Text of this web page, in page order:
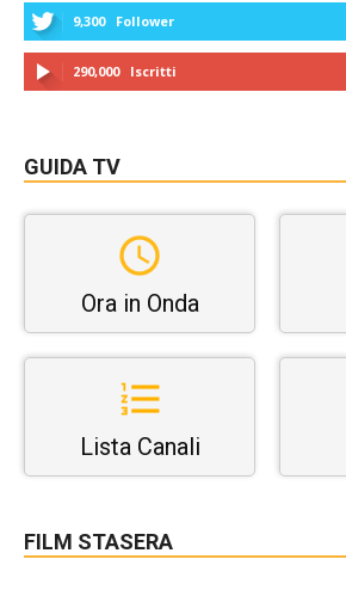
9,300 Follower
290,000 Iscritti
GUIDA TV
Ora in Onda
Lista Canali
FILM STASERA